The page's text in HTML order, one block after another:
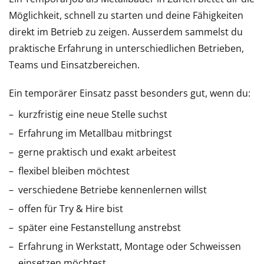
Möglichkeit, schnell zu starten und deine Fähigkeiten
direkt im Betrieb zu zeigen. Ausserdem sammelst du
praktische Erfahrung in unterschiedlichen Betrieben,
Teams und Einsatzbereichen.
Ein temporärer Einsatz passt besonders gut, wenn du:
kurzfristig eine neue Stelle suchst
Erfahrung im Metallbau mitbringst
gerne praktisch und exakt arbeitest
flexibel bleiben möchtest
verschiedene Betriebe kennenlernen willst
offen für Try & Hire bist
später eine Festanstellung anstrebst
Erfahrung in Werkstatt, Montage oder Schweissen